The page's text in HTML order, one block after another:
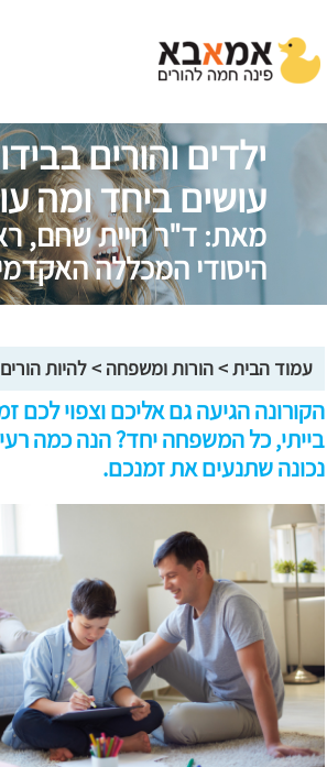
ילדים והורים
עושים ביחד ומה
מאת: ד"ר חיית שחם,
היסודי המכללה
עמוד הבית>הורות ומשפחה >להיות הורים
הקורונה הגיעה גם אליכם וצפוי לכם
בייתי, כל המשפחה יחד? הנה כמה
נכונה שתנעים את זמנכם.